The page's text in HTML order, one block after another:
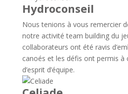
Hydroconseil
Nous tenions à vous remercier
notre activité team building du
collaborateurs ont été ravis
canoés et les défis ont permis à
d’esprit d’équipe.